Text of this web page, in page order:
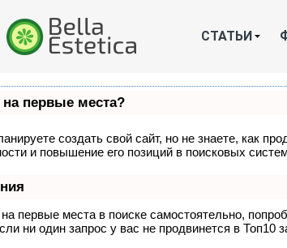
СТАТЬИ
на первые места?
создать свой сайт, но не знаете, как
и повышение его позиций в поисковых
первые места в поиске самостоятельно,
ни один запрос у вас не продвинется в Топ10